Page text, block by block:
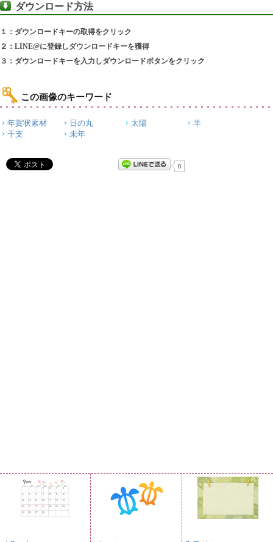
ダウンロード方法
１：ダウンロードキーの取得をクリック
２：LINE@に登録しダウンロードキーを獲得
３：ダウンロードキーを入力しダウンロードボタンをクリック
この画像のキーワード
年賀状素材 日の丸 太陽
羊
干支
未年
0